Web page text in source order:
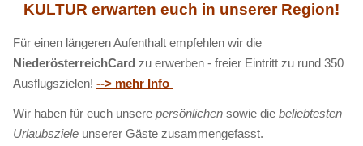
KULTUR erwarten euch in unserer Region!
Für einen längeren Aufenthalt empfehlen wir die
NiederösterreichCard zu erwerben - freier Eintritt zu rund 350
Ausflugszielen! --> mehr Info
Wir haben für euch unsere persönlichen sowie die beliebtesten
Urlaubsziele unserer Gäste zusammengefasst.